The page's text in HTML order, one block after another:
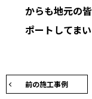
からも地元の
ポートしてまい
前の施工事例